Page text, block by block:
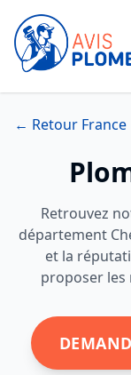
← Retour France
Retrouvez
département
et la
proposer les